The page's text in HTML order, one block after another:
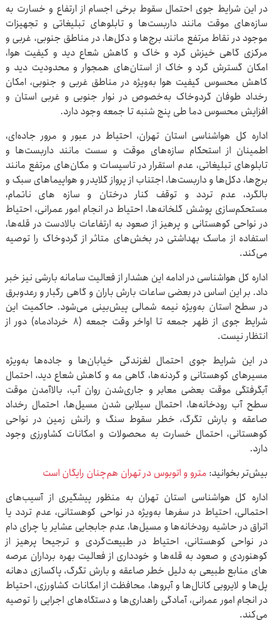
در این شرایط جوی احتمال سقوط برخی اجسام از ارتفاع و خسارت به
سازه‌های موقت مانند داربست‌ها و تابلوهای تبلیغاتی و تجهیزات
موجود در نقاط مرتفع مانند برج‌ها و دکل‌ها، در مناطق جنوبی، غربی و
مرکزی گاهی خیزش گرد و خاک و کاهش شعاع دید و کیفیت هوا،
امکان گسترش گرد و خاک از استان‌های همجوار و محدودیت دید و
کاهش محسوس کیفیت هوا به‌ویژه در مناطق غربی و جنوبی، امکان
رخداد طوفان گردوخاک به‌خصوص در نوار جنوبی و غربی استان و
افزایش محسوس دما طی پنج شنبه تا جمعه وجود دارد.
اداره کل هواشناسی استان تهران، احتیاط در عبور و مرور جاده‌ای،
اطمینان از استحکام سازه‌های موقت و سست مانند داربست‌ها و
تابلوهای تبلیغاتی، عدم استقرار در تاسیسات و مکان‌های مرتفع مانند
برج‌ها، دکل‌ها و داربست‌ها، اجتناب از پرواز گلایدر و هواپیماهای سبک و
بالگرد، عدم تردد و توقف کنار درختان و سازه های ناتمام،
مستحکم‌سازی پوشش گلخانه‌ها، احتیاط در انجام امور عمرانی، احتیاط
در نواحی کوهستانی و پرهیز از صعود به ارتفاعات بالادست در قله‌ها،
استفاده از ماسک بهداشتی در بخش‌های متاثر از گردوخاک را توصیه
می‌کند.
اداره کل هواشناسی در ادامه این هشدار از فعالیت سامانه بارشی نیز خبر
داد. بر این اساس در بعضی ساعات بارش باران و گاهی رگبار و رعدوبرق
در سطح استان به‌ویژه نیمه شمالی پیش‌بینی می‌شود. حاکمیت این
شرایط جوی از ظهر جمعه تا اواخر وقت جمعه (۸ خردادماه) دور از
انتظار نیست.
در این شرایط جوی احتمال لغزندگی خیابان‌ها و جاده‌ها به‌ویژه
مسیرهای کوهستانی و گردنه‌ها، گاهی مه و کاهش شعاع دید، احتمال
آبگرفتگی موقت بعضی معابر و جاری‌شدن روان آب، بالاآمدن موقت
سطح آب رودخانه‌ها، احتمال سیلابی شدن مسیل‌ها، احتمال رخداد
صاعقه و بارش تگرگ، خطر سقوط سنگ و رانش زمین در نواحی
کوهستانی، احتمال خسارت به محصولات و امکانات کشاورزی وجود
دارد.
بیش‌تر بخوانید: مترو و اتوبوس در تهران هم‌چنان رایگان است
اداره کل هواشناسی استان تهران به منظور پیشگیری از آسیب‌های
احتمالی، احتیاط در سفرها به‌ویژه در نواحی کوهستانی، عدم تردد یا
اتراق در حاشیه رودخانه‌ها و مسیل‌ها، عدم جابجایی عشایر یا چرای دام
در نواحی کوهستانی، احتیاط در طبیعت‌گردی و ترجیحا پرهیز از
کوهنوردی و صعود به قله‌ها و خودداری از فعالیت بهره برداران عرصه
های منابع طبیعی به دلیل خطر صاعقه و بارش تگرگ، پاکسازی دهانه
پل‌ها و لایروبی کانال‌ها و آبروها، محافظت از امکانات کشاورزی، احتیاط
در انجام امور عمرانی، آمادگی راهداری‌ها و دستگاه‌های اجرایی را توصیه
می‌کند.